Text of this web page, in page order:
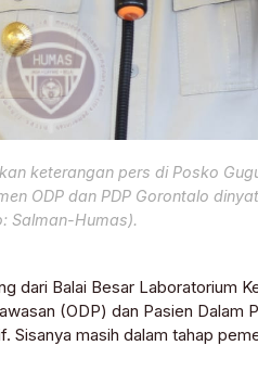
keterangan pers di Posko
ODP dan PDP Gorontalo
Salman-Humas).
dari Balai Besar Laboratorium
(ODP) dan Pasien Dalam
Sisanya masih dalam tahap